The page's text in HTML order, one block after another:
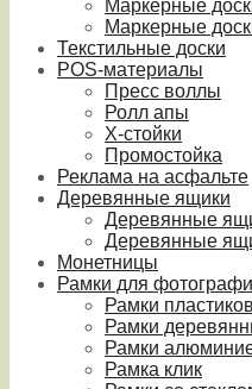
Маркерные
Маркерные
Текстильные доски
POS-материалы
Пресс воллы
Ролл апы
Х-стойки
Промостойка
Реклама на асфальте
Деревянные ящики
Деревянные
Деревянные
Монетницы
Рамки для
Рамки
Рамки
Рамки
Рамка клик